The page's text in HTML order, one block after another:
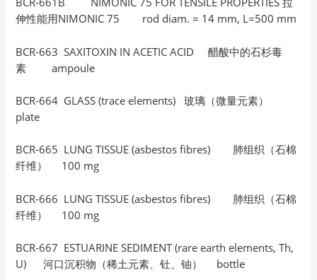
伸性能用NIMONIC 75 rod diam. = 14 mm, L=500 mm
BCR-663 SAXITOXIN IN ACETIC ACID 醋酸中的石杉毒
素 ampoule
BCR-664 GLASS (trace elements) 玻璃（微量元素）
plate
BCR-665 LUNG TISSUE (asbestos fibres) 肺组织（石棉
纤维） 100 mg
BCR-666 LUNG TISSUE (asbestos fibres) 肺组织（石棉
纤维） 100 mg
BCR-667 ESTUARINE SEDIMENT (rare earth elements, Th,
U) 河口沉积物（稀土元素、钍、铀） bottle